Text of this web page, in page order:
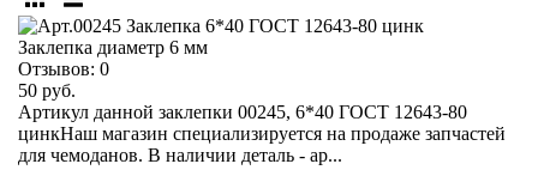
Заклепка диаметр 6 мм
Отзывов: 0
50 руб.
Артикул данной заклепки 00245, 6*40 ГОСТ 12643-80
цинкНаш магазин специализируется на продаже запчастей
для чемоданов. В наличии деталь - ар...